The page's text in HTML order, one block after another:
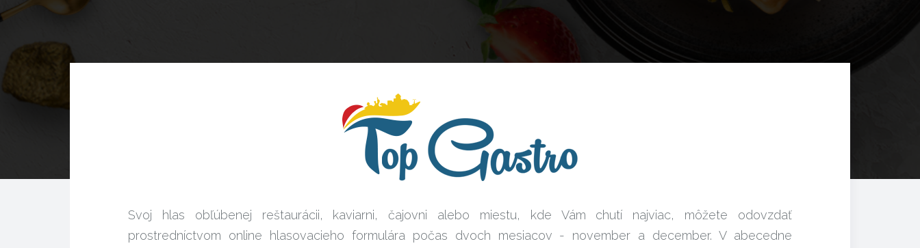
Svoj hlas obľúbenej reštaurácii, kaviarni, čajovni alebo miestu, kde Vám chutí najviac, môžete odovzdať
prostredníctvom online hlasovacieho formulára počas dvoch mesiacov - november a december. V abecedne